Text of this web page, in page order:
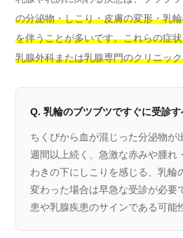
の分泌物・しこり・皮膚の変形・乳
を伴うことが多いです。これらの症
乳腺外科または乳腺専門のクリニッ
Q. 乳輪のブツブツですぐに受診す
ちくびから血が混じった分泌物が
週間以上続く、急激な赤みや腫れ
わきの下にしこりを感じる、乳輪
変わった場合は早急な受診が必要
患や乳腺疾患のサインである可能